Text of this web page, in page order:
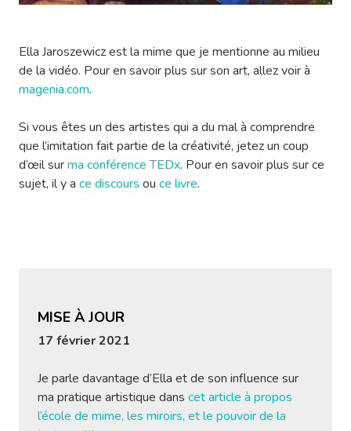
Ella Jaroszewicz est la mime que je mentionne au milieu
de la vidéo. Pour en savoir plus sur son art, allez voir à
magenia.com.
Si vous êtes un des artistes qui a du mal à comprendre
que l’imitation fait partie de la créativité, jetez un coup
d’œil surma conférence TEDx. Pour en savoir plus sur ce
sujet, il y a ce discours ou ce livre.
MISE À JOUR
17 février 2021
Je parle davantage d’Ella et de son influence sur
ma pratique artistique dans cet article à propos
l’école de mime, les miroirs, et le pouvoir de la